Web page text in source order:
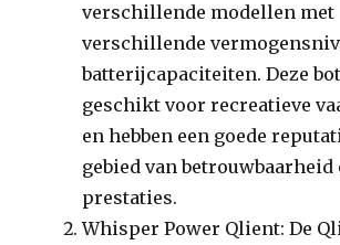
verschillende modellen met
verschillende
batterijcapaciteiten. Deze
geschikt voor recreatieve
en hebben een goede
gebied van betrouwbaarheid
prestaties.
Whisper Power Qlient: De